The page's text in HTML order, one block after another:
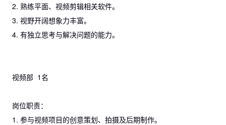
2. 熟练平面、视频剪辑相关软件。
3. 视野开阔想象力丰富。
4. 有独立思考与解决问题的能力。
视频部 1名
岗位职责：
1. 参与视频项目的创意策划、拍摄及后期制作。